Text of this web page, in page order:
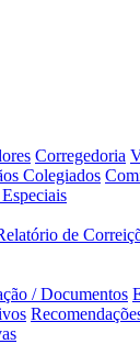
Corregedoria
Colegiados
de
/ Documentos